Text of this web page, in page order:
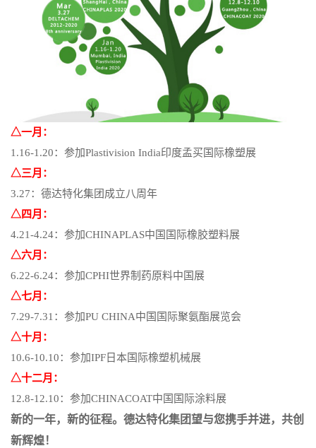
△一月：
1.16-1.20：参加Plastivision India印度孟买国际橡塑展
△三月：
3.27：德达特化集团成立八周年
△四月：
4.21-4.24：参加CHINAPLAS中国国际橡胶塑料展
△六月：
6.22-6.24：参加CPHI世界制药原料中国展
△七月：
7.29-7.31：参加PU CHINA中国国际聚氨酯展览会
△十月：
10.6-10.10：参加IPF日本国际橡塑机械展
△十二月：
12.8-12.10：参加CHINACOAT中国国际涂料展
新的一年，新的征程。德达特化集团望与您携手并进，共创
新辉煌！